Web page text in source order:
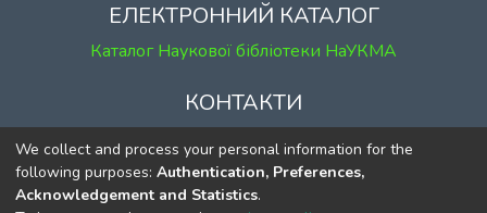
ЕЛЕКТРОННИЙ КАТАЛОГ
Каталог Наукової бібліотеки НаУКМА
КОНТАКТИ
м. Київ, вул. Григорія Сковороди, 2
к. 1, к. 120
тел. (044) 463-69-31
We collect and process your personal information for the
following purposes: Authentication, Preferences,
Acknowledgement and Statistics.